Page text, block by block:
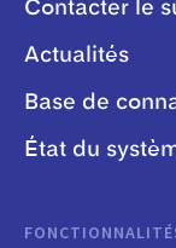
Contacter le
Actualités
Base de
État du